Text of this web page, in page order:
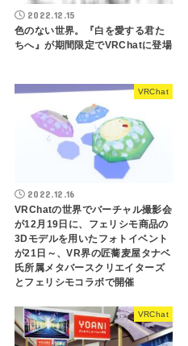
2022.12.15
色のない世界。『白を愛する君た
ちへ』が期間限定でVRChatに登場
VRChat
2022.12.16
VRChatの世界でバーチャル撮影会
が12月19日に、フェリシモ商品の
3Dモデルを用いたフォトイベント
が21日～、VR界の匠蕎麦屋タナベ
氏所属メタバースクリエイターズ
とフェリシモコラボで開催
VRChat